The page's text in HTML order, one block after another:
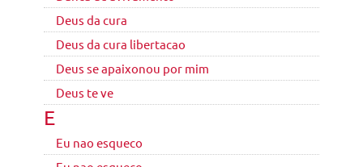
Deus da cura
Deus da cura libertacao
Deus se apaixonou por mim
Deus te ve
E
Eu nao esqueco